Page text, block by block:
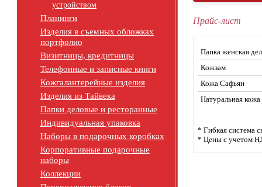
устройством
Планинги
Изделия в съемных обложках
портфолио
Визитницы, кредитницы
Телефонные и записные книги
Кожгалантерейные изделия
Изделия из Тайвека
Папки деловые и ресторанные
Индивидуальная упаковка
Наборы в подарочных коробках
Корпоративные подарочные
наборы
Коллекции
Прайс-лист
Папка женская
Кожзам
Кожа Сафьян
Натуральная кожа
* Гибкая система
* Цены с учетом